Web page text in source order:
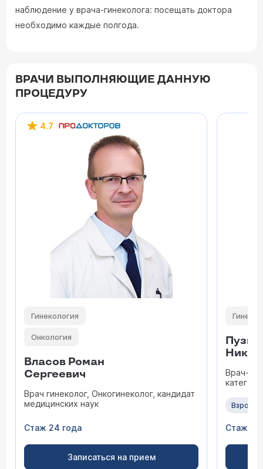
наблюдение у врача-гинеколога: посещать доктора
необходимо каждые полгода.
ВРАЧИ ВЫПОЛНЯЮЩИЕ ДАННУЮ
ПРОЦЕДУРУ
4.7
Гинекология
Онкология
Власов Роман
Сергеевич
Врач гинеколог, Онкогинеколог, кандидат
медицинских наук
Стаж 24 года
Записаться на прием
Врач-
Стаж 47